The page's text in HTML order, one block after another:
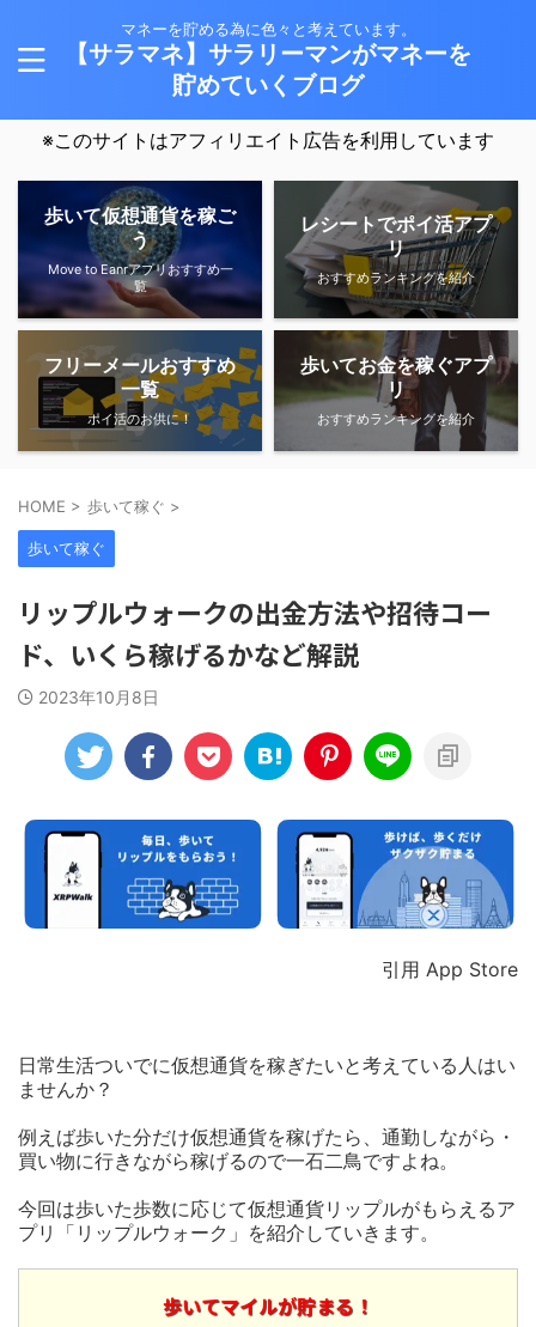
マネーを貯める為に色々と考えています。
【サラマネ】サラリーマンがマネーを
貯めていくブログ
※このサイトはアフィリエイト広告を利用しています
歩いて仮想通貨を稼ご
う
Move to Eanrアプリおすすめ一
覧
レシートでポイ活アプ
リ
おすすめランキングを紹介
フリーメールおすすめ
一覧
ポイ活のお供に！
歩いてお金を稼ぐアプ
リ
おすすめランキングを紹介
HOME > 歩いて稼ぐ >
歩いて稼ぐ
リップルウォークの出金方法や招待コー
ド、いくら稼げるかなど解説
2023年10月8日
引用 App Store
日常生活ついでに仮想通貨を稼ぎたいと考えている人はい
ませんか？
例えば歩いた分だけ仮想通貨を稼げたら、通勤しながら・
買い物に行きながら稼げるので一石二鳥ですよね。
今回は歩いた歩数に応じて仮想通貨リップルがもらえるア
プリ「リップルウォーク」を紹介していきます。
歩いてマイルが貯まる！